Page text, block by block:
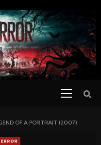
OF A PORTRAIT (2007)